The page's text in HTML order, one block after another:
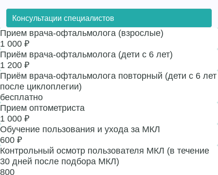
Консультации специалистов
Прием врача-офтальмолога (взрослые)
1 000 ₽
Приём врача-офтальмолога (дети с 6 лет)
1 200 ₽
Приём врача-офтальмолога повторный (дети с 6 лет
после циклоплегии)
бесплатно
Прием оптометриста
1 000 ₽
Обучение пользования и ухода за МКЛ
600 ₽
Контрольный осмотр пользователя МКЛ (в течение
30 дней после подбора МКЛ)
800